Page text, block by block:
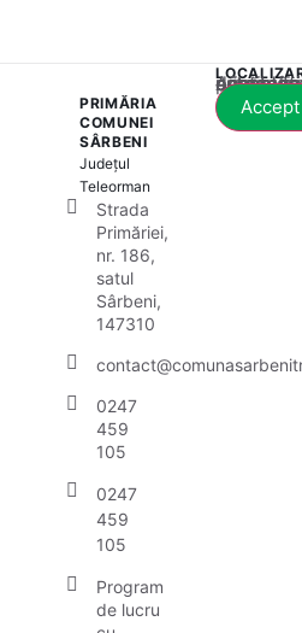
PRIMĂRIA
COMUNEI
SÂRBENI
Județul
Teleorman
Strada
Primăriei,
nr. 186,
satul
Sârbeni,
147310
0247
459
105
0247
459
105
Program
de lucru
Acest conținut este blocat până când acceptați categoria corespunzătoare de cookie-uri.